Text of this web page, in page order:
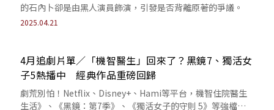
的石內卜卻是由黑人演員飾演，引發是否背離原著的爭議。
2025.04.21
4月追劇片單／「機智醫生」回來了？黑鏡7、獨活女
子5熱播中 經典作品重磅回歸
劇荒別怕！Netflix、Disney+、Hami等平台，機智住院醫生
生活》、《黑鏡：第7季》、《獨活女子的守則 5》等強檔來